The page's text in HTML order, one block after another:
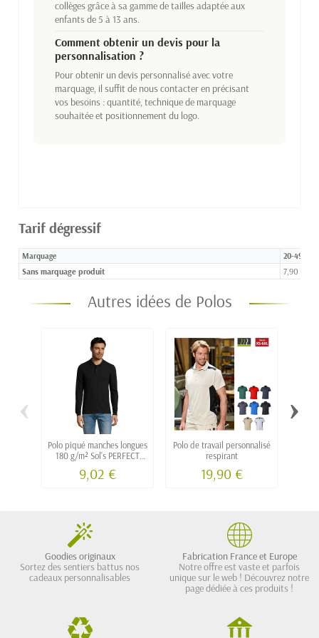
collèges grâce à sa gamme de tailles adaptée aux
enfants de 5 à 13 ans.
Comment obtenir un devis pour la
personnalisation ?
Pour obtenir un devis personnalisé avec votre
marquage, il suffit de nous contacter en précisant
vos besoins : quantité, technique de marquage
souhaitée et positionnement du logo.
Tarif dégressif
Marquage 20-49
Sans marquage produit 7,90 €
Autres idées de Polos
Polo piqué manches longues
180 g/m² Sol's PERFECT
9,02 €
Polo de travail personnalisé
respirant
19,90 €
‹ ›
Goodies originaux
Sortez des sentiers battus nos
cadeaux personnalisables
Fabrication France et Europe
Notre offre est vaste et parfois
unique sur le web ! Découvrez notre
page dédiée à ces produits !